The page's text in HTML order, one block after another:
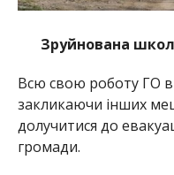
Зруйнована
Всю свою роботу ГО
закликаючи інших
долучитися до
громади.